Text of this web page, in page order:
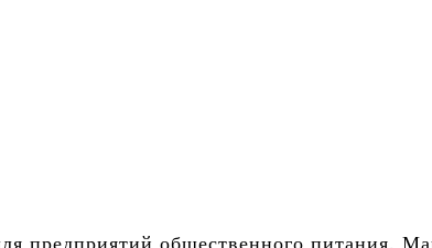
предприятий общественного питания.